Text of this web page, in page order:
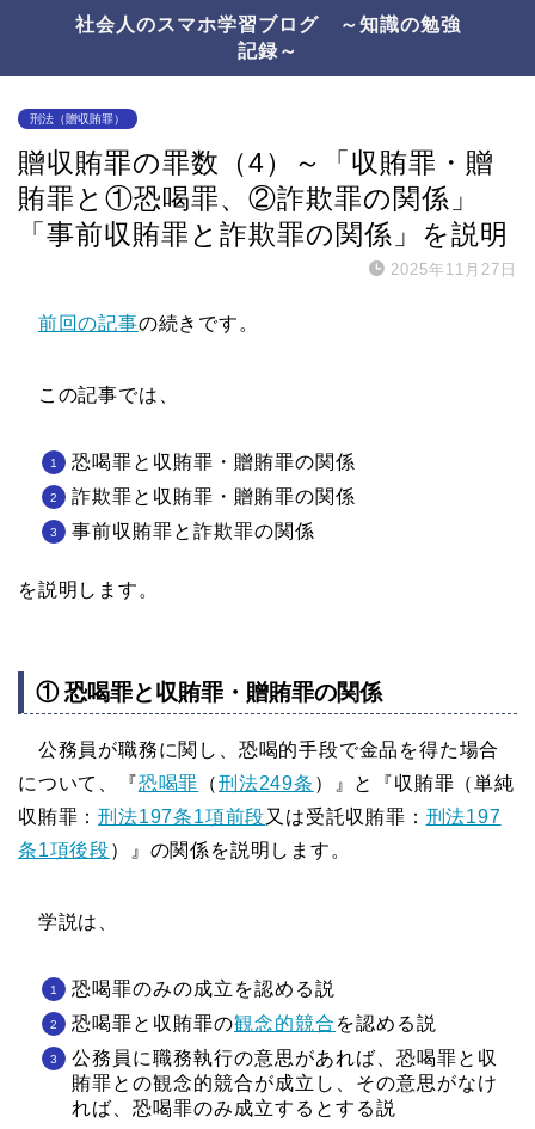
社会人のスマホ学習ブログ ～知識の勉強
記録～
刑法（贈収賄罪）
贈収賄罪の罪数（4）～「収賄罪・贈
賄罪と①恐喝罪、②詐欺罪の関係」
「事前収賄罪と詐欺罪の関係」を説明
2025年11月27日
前回の記事の続きです。
この記事では、
恐喝罪と収賄罪・贈賄罪の関係
詐欺罪と収賄罪・贈賄罪の関係
事前収賄罪と詐欺罪の関係
を説明します。
① 恐喝罪と収賄罪・贈賄罪の関係
公務員が職務に関し、恐喝的手段で金品を得た場合
について、『恐喝罪 （刑法249条 ）』と『収賄罪（単純
収賄罪：刑法197条1項前段又は受託収賄罪： 刑法197
条1項後段）』の関係を説明します。
学説は、
恐喝罪のみの成立を認める説
恐喝罪と収賄罪の観念的競合 を認める説
公務員に職務執行の意思があれば、恐喝罪と収
賄罪との観念的競合が成立し、その意思がなけ
れば、恐喝罪のみ成立するとする説